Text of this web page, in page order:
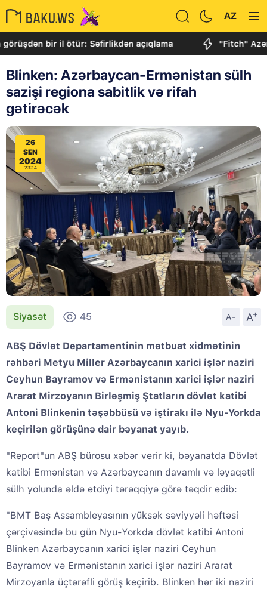
AZ
bir il ötür: Səfirlikdən açıqlama "Fitch"
Blinken: Azərbaycan-Ermənistan sülh
sazişi regiona sabitlik və rifah
gətirəcək
26
SEN
2024
23:14
Siyasət 45 A- A
+
ABŞ Dövlət Departamentinin mətbuat xidmətinin
rəhbəri Metyu Miller Azərbaycanın xarici işlər naziri
Ceyhun Bayramov və Ermənistanın xarici işlər naziri
Ararat Mirzoyanın Birləşmiş Ştatların dövlət katibi
Antoni Blinkenin təşəbbüsü və iştirakı ilə Nyu-Yorkda
keçirilən görüşünə dair bəyanat yayıb.
"Report"un ABŞ bürosu xəbər verir ki, bəyanatda Dövlət
katibi Ermənistan və Azərbaycanın davamlı və ləyaqətli
sülh yolunda əldə etdiyi tərəqqiyə görə təqdir edib:
"BMT Baş Assambleyasının yüksək səviyyəli həftəsi
çərçivəsində bu gün Nyu-Yorkda dövlət katibi Antoni
Blinken Azərbaycanın xarici işlər naziri Ceyhun
Bayramov və Ermənistanın xarici işlər naziri Ararat
Mirzoyanla üçtərəfli görüş keçirib. Blinken hər iki naziri